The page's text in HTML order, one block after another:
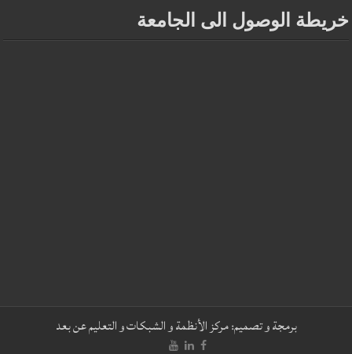
خريطة الوصول الى الجامعة
برمجة و تصميم:مركز الأنظمة و الشبكات و التعليم عن بعد